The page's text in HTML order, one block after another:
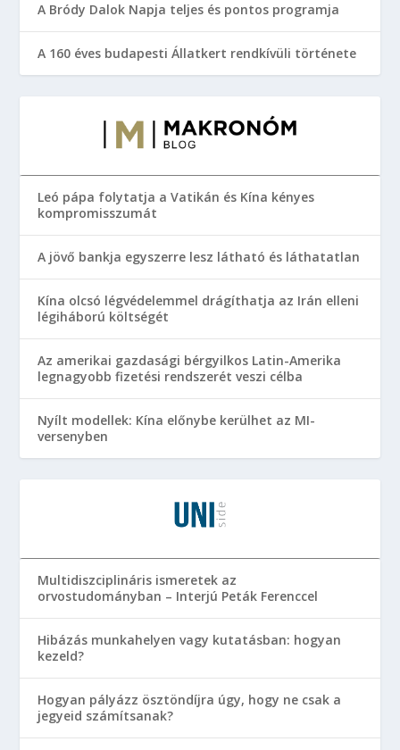
A Bródy Dalok Napja teljes és pontos programja
A 160 éves budapesti Állatkert rendkívüli története
Leó pápa folytatja a Vatikán és Kína kényes
kompromisszumát
A jövő bankja egyszerre lesz látható és láthatatlan
Kína olcsó légvédelemmel drágíthatja az Irán elleni
légiháború költségét
Az amerikai gazdasági bérgyilkos Latin-Amerika
legnagyobb fizetési rendszerét veszi célba
Nyílt modellek: Kína előnybe kerülhet az MI-
versenyben
Multidiszciplináris ismeretek az
orvostudományban – Interjú Peták Ferenccel
Hibázás munkahelyen vagy kutatásban: hogyan
kezeld?
Hogyan pályázz ösztöndíjra úgy, hogy ne csak a
jegyeid számítsanak?